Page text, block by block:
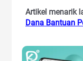
Artikel menarik
Dana Bantuan